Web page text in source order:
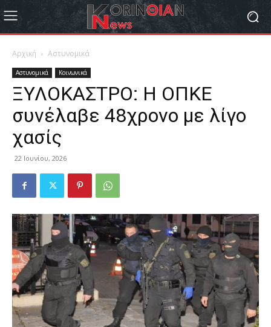
Αρχική Αστυνομικά
Αστυνομικά Κοινωνικά
ΞΥΛΟΚΑΣΤΡΟ: Η ΟΠΚΕ
συνέλαβε 48χρονο με λίγο
χασίς
22 Ιουνίου, 2026